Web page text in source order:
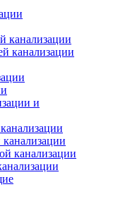
канализации
канализации
и
канализации